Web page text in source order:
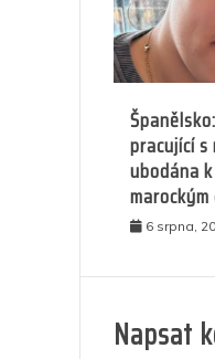
pracující
ubodána
6 srpna,
Napsat